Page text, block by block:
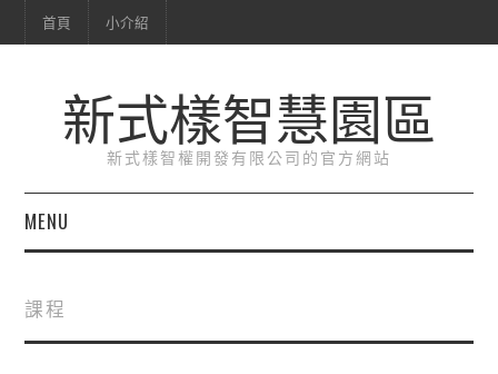
首頁 小介紹
新式樣智慧園區
新式樣智權開發有限公司的官方網站
MENU
小介紹
課程